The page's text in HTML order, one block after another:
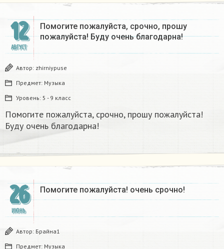
12
АВГУСТ
Помогите пожалуйста, срочно, прошу
пожалуйста! Буду очень благодарна!
Автор: zhirniypuse
Предмет: Музыка
Уровень: 5 - 9 класс
Помогите пожалуйста, срочно, прошу пожалуйста!
Буду очень благодарна!
26
ИЮНЬ
Помогите пожалуйста! очень срочно!​
Автор: Брайна1
Предмет: Музыка